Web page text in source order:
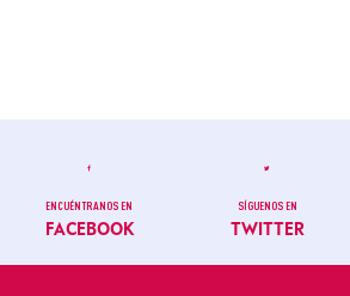
ENCUÉNTRANOS EN
FACEBOOK
SÍGUENOS EN
TWITTER